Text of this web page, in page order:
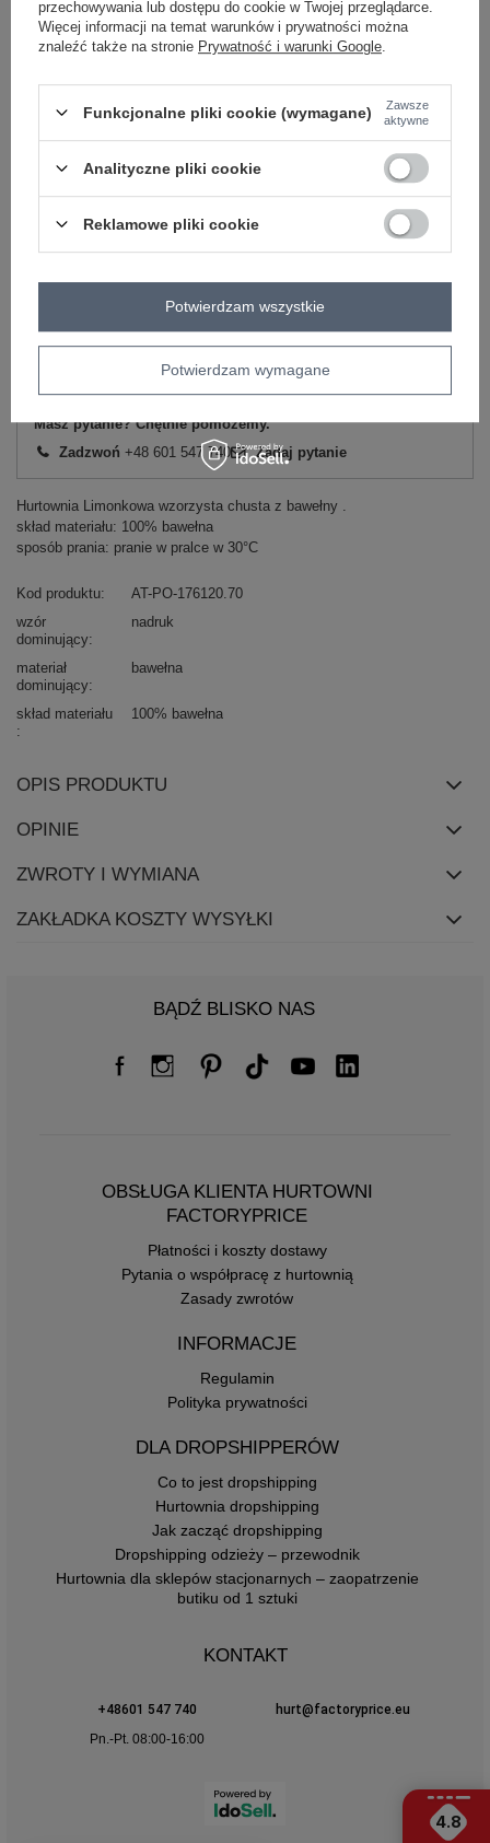
beżowy
fuksjowy
ZALOGUJ SIĘ I ZOBACZ CENĘ
Masz pytanie? Chętnie pomożemy.
Zadzwoń +48 601 547 740 Zadaj pytanie
Hurtownia Limonkowa wzorzysta chusta z bawełny .
skład materiału: 100% bawełna
sposób prania: pranie w pralce w 30°C
Kod produktu
AT-PO-176120.70
wzór
dominujący
nadruk
materiał
dominujący
bawełna
skład materiału 100% bawełna
OPIS PRODUKTU
OPINIE
ZWROTY I WYMIANA
ZAKŁADKA KOSZTY WYSYŁKI
BĄDŹ BLISKO NAS
OBSŁUGA KLIENTA HURTOWNI
FACTORYPRICE
Płatności i koszty dostawy
Pytania o współpracę z hurtownią
Zasady zwrotów
INFORMACJE
Regulamin
Polityka prywatności
DLA DROPSHIPPERÓW
Co to jest dropshipping
Hurtownia dropshipping
Jak zacząć dropshipping
Dropshipping odzieży – przewodnik
Hurtownia dla sklepów stacjonarnych – zaopatrzenie
butiku od 1 sztuki
KONTAKT
+48601 547 740
hurt@factoryprice.eu
Pn.-Pt. 08:00-16:00
4.8
przechowywania lub dostępu do cookie w Twojej przeglądarce.
Więcej informacji na temat warunków i prywatności można
znaleźć także na stronie Prywatność i warunki Google
Funkcjonalne pliki cookie (wymagane)
Zawsze
aktywne
Analityczne pliki cookie
Reklamowe pliki cookie
Potwierdzam wymagane
Potwierdzam wszystkie